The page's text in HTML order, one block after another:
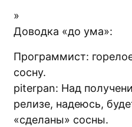
»
Доводка «до ума»:
Программист:
сосну.
piterpan: Над
релизе, надеюсь,
«сделаны» сосны.